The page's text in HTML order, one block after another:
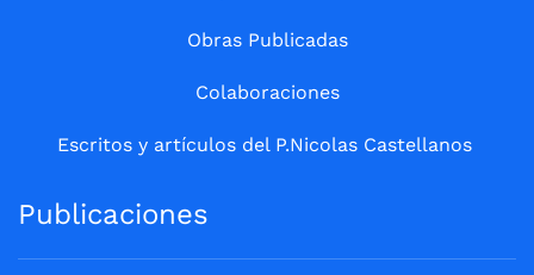
Obras Publicadas
Colaboraciones
Escritos y artículos del P.Nicolas Castellanos
Publicaciones